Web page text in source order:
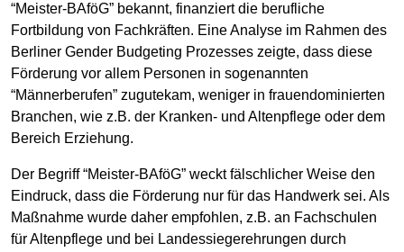
“Meister-BAföG” bekannt, finanziert die berufliche
Fortbildung von Fachkräften. Eine Analyse im Rahmen des
Berliner Gender Budgeting Prozesses zeigte, dass diese
Förderung vor allem Personen in sogenannten
“Männerberufen” zugutekam, weniger in frauendominierten
Branchen, wie z.B. der Kranken- und Altenpflege oder dem
Bereich Erziehung.
Der Begriff “Meister-BAföG” weckt fälschlicher Weise den
Eindruck, dass die Förderung nur für das Handwerk sei. Als
Maßnahme wurde daher empfohlen, z.B. an Fachschulen
für Altenpflege und bei Landessiegerehrungen durch